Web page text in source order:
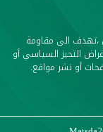
،تهدف الى مقاومة
التحيز السياسي أو
أو نشر مواقع.